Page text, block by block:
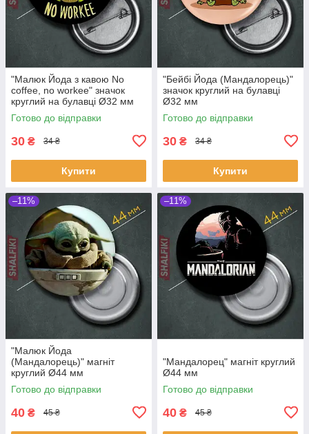
"Малюк Йода з кавою No
coffee, no workee" значок
круглий на булавці Ø32 мм
Готово до відправки
30 ₴ 34 ₴
Купити
"Бейбі Йода (Мандалорець)"
значок круглий на булавці
Ø32 мм
Готово до відправки
30 ₴ 34 ₴
Купити
–11%
"Малюк Йода
(Мандалорець)" магніт
круглий Ø44 мм
Готово до відправки
40 ₴ 45 ₴
–11%
"Мандалорец" магніт круглий
Ø44 мм
Готово до відправки
40 ₴ 45 ₴